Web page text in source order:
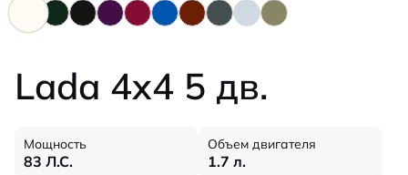
Lada 4x4 5 дв.
Мощность
83 Л.С.
Объем двигателя
1.7 л.